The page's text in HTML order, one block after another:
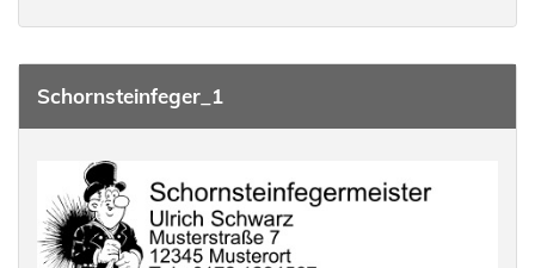
Schornsteinfeger_1